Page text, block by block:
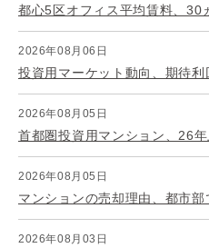
都心5区オフィス平均賃料、30
2026年08月06日
投資用マーケット動向、期待利
2026年08月05日
首都圏投資用マンション、26
2026年08月05日
マンションの売却理由、都市
2026年08月03日